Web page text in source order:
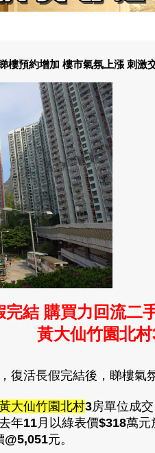
樓預約增加 樓市氣氛上漲 刺
完結 購買力回流二
黃大仙竹園北
復活長假完結後 ，睇樓氣
大仙竹園北村3房單位成交
年11月 以綠表價$318萬元
@5,051元。